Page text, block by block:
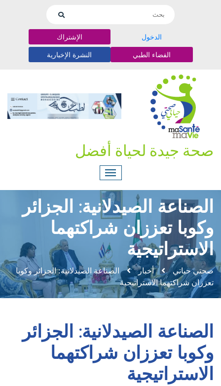
الدخول الإشتراك
الفضاء الطبي النشرة الإخبارية
صحة جيدة لحياة أفضل
الصناعة الصيدلانية: الجزائر
وكوبا تعززان شراكتهما
الاستراتيجية
صحتي حياتي أخبار
الصناعة الصيدلانية: الجزائر وكوبا
تعززان شراكتهما الاستراتيجية
الصناعة الصيدلانية: الجزائر
وكوبا تعززان شراكتهما
الاستراتيجية